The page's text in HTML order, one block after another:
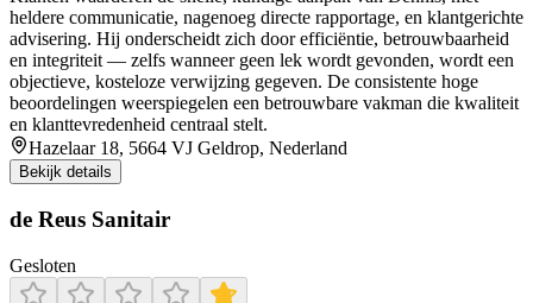
heldere communicatie, nagenoeg directe rapportage, en klantgerichte
advisering. Hij onderscheidt zich door efficiëntie, betrouwbaarheid
en integriteit — zelfs wanneer geen lek wordt gevonden, wordt een
objectieve, kosteloze verwijzing gegeven. De consistente hoge
beoordelingen weerspiegelen een betrouwbare vakman die kwaliteit
en klanttevredenheid centraal stelt.
Hazelaar 18, 5664 VJ Geldrop, Nederland
Bekijk details
de Reus Sanitair
Gesloten